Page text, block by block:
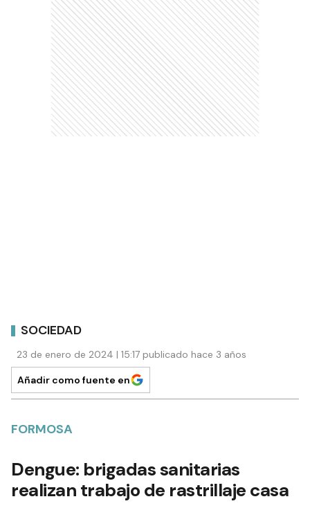
SOCIEDAD
23 de enero de 2024 | 15:17 publicado hace 3 años
Añadir como fuente en
FORMOSA
Dengue: brigadas sanitarias
realizan trabajo de rastrillaje casa